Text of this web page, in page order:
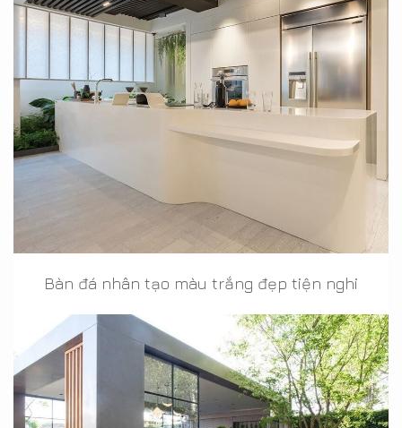
Bàn đá nhân tạo màu trắng đẹp tiện nghi